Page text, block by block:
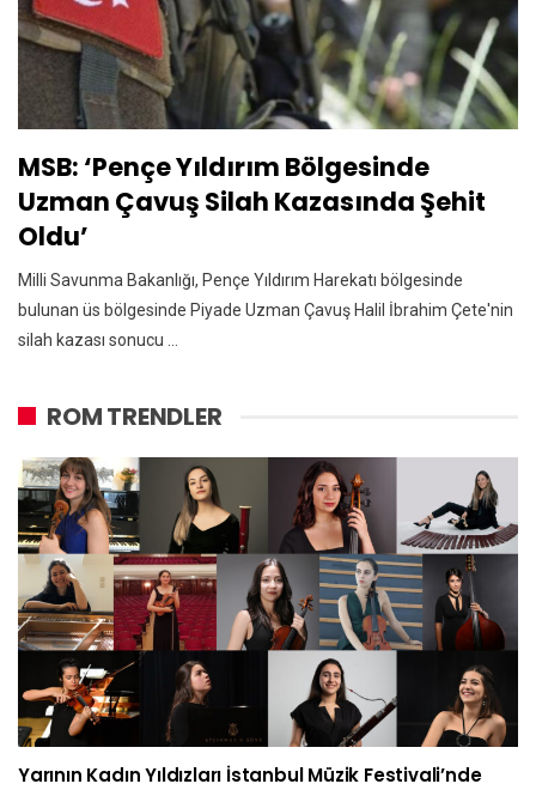
MSB: ‘Pençe Yıldırım Bölgesinde
Uzman Çavuş Silah Kazasında Şehit
Oldu’
Milli Savunma Bakanlığı, Pençe Yıldırım Harekatı bölgesinde
bulunan üs bölgesinde Piyade Uzman Çavuş Halil İbrahim Çete'nin
silah kazası sonucu ...
ROM TRENDLER
Yarının Kadın Yıldızları İstanbul Müzik Festivali’nde